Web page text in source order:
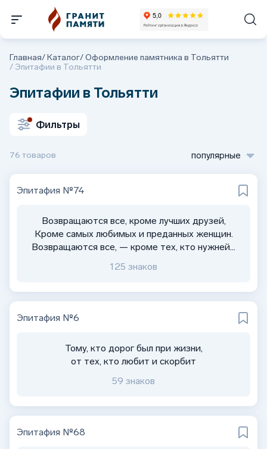
Главная/Каталог/Оформление памятника в Тольятти
/ Эпитафии в Тольятти
Эпитафии в Тольятти
Фильтры
76 товаров популярные
Эпитафия №74
Возвращаются все, кроме лучших друзей,
Кроме самых любимых и преданных женщин.
Возвращаются все, — кроме тех, кто нужней...
125 знаков
Эпитафия №6
Тому, кто дорог был при жизни,
от тех, кто любит и скорбит
59 знаков
Эпитафия №68